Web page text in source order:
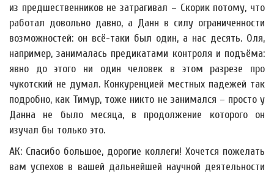
из предшественников не затрагивал – Скорик потому, что
работал довольно давно, а Данн в силу ограниченности
возможностей: он всё-таки был один, а нас десять. Оля,
например, занималась предикатами контроля и подъёма:
явно до этого ни один человек в этом разрезе про
чукотский не думал. Конкуренцией местных падежей так
подробно, как Тимур, тоже никто не занимался – просто у
Данна не было месяца, в продолжение которого он
изучал бы только это.
АК: Спасибо большое, дорогие коллеги! Хочется пожелать
вам успехов в вашей дальнейшей научной деятельности